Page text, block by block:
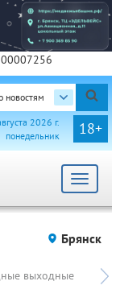
новостям
18+
2026 г.
понедельник
Toggle
Брянск
выходные